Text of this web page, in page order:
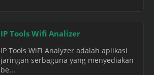
IP Tools Wifi Analizer
IP Tools WiFi Analyzer adalah aplikasi
jaringan serbaguna yang menyediakan
be...